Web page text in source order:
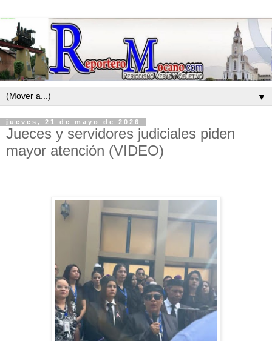
▼
jueves, 21 de mayo de 2026
Jueces y servidores judiciales piden
mayor atención (VIDEO)